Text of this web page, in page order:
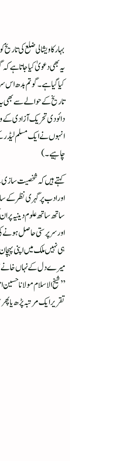
یہ بھی دعویٰ کیا جاتا ہے
کیا گیا ہے۔گوتم بدھ اس
دائودی تحریک آزادی کے
انہوں نے ایک مسلم لیڈر
چاہیے۔)
کہتے ہیں کہ شخصیت سازی
اور ادب پر گہری نظر کے
ساتھ ساتھ علوم دینیہ
اور سرپرستی حاصل ہونے
ہی نہیں ملک میں اپنی
میرے دل کے نہاں خانے
’’شیخ الاسلام مولانا
تقریر ایک مرتبہ پڑھ یا